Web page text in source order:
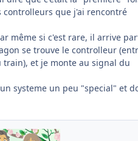
que j'ai rencontré
même si c'est rare, il arrive
se trouve le controlleur
et je monte au signal du
systeme un peu "special" et